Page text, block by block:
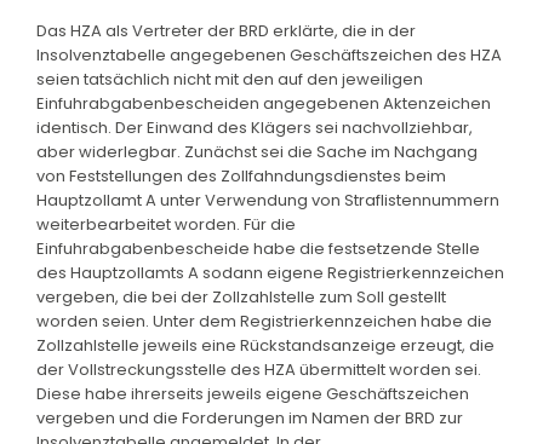
Das HZA als Vertreter der BRD erklärte, die in der
Insolvenztabelle angegebenen Geschäftszeichen des HZA
seien tatsächlich nicht mit den auf den jeweiligen
Einfuhrabgabenbescheiden angegebenen Aktenzeichen
identisch. Der Einwand des Klägers sei nachvollziehbar,
aber widerlegbar. Zunächst sei die Sache im Nachgang
von Feststellungen des Zollfahndungsdienstes beim
Hauptzollamt A unter Verwendung von Straflistennummern
weiterbearbeitet worden. Für die
Einfuhrabgabenbescheide habe die festsetzende Stelle
des Hauptzollamts A sodann eigene Registrierkennzeichen
vergeben, die bei der Zollzahlstelle zum Soll gestellt
worden seien. Unter dem Registrierkennzeichen habe die
Zollzahlstelle jeweils eine Rückstandsanzeige erzeugt, die
der Vollstreckungsstelle des HZA übermittelt worden sei.
Diese habe ihrerseits jeweils eigene Geschäftszeichen
vergeben und die Forderungen im Namen der BRD zur